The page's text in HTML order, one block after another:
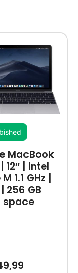
MacBook
12″ | Intel
1.1 GHz |
256 GB
space